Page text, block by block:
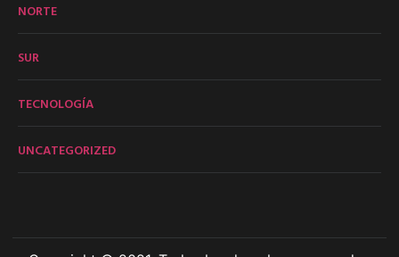
NORTE
SUR
TECNOLOGÍA
UNCATEGORIZED